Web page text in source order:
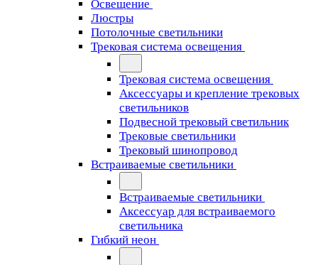
Освещение
Люстры
Потолочные светильники
Трековая система освещения
Трековая система освещения
Аксессуары и крепление трековых
светильников
Подвесной трековый светильник
Трековые светильники
Трековый шинопровод
Встраиваемые светильники
Встраиваемые светильники
Аксессуар для встраиваемого
светильника
Гибкий неон